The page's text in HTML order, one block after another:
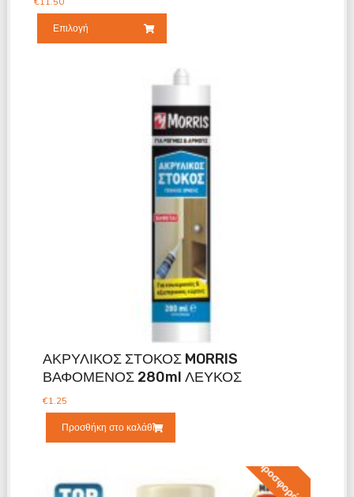
Επιλογή
ΑΚΡΥΛΙΚΟΣ ΣΤΟΚΟΣ MORRIS
ΒΑΦΟΜΕΝΟΣ 280ml ΛΕΥΚΟΣ
€1.25
Προσθήκη στο καλάθι
Προσφορά!